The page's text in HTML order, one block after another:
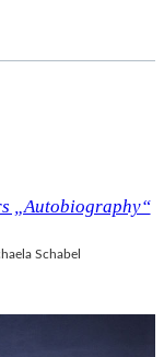
„Autobiography“
Schabel